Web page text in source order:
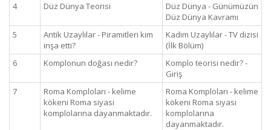
4 Düz Dünya Teorisi
Düz Dünya - Günümüzün
Düz Dünya Kavramı
5
Antik Uzaylılar - Piramitleri kim
inşa etti?
Kadim Uzaylılar - TV dizisi
(İlk Bölüm)
6
Komplonun doğası nedir?
Komplo teorisi nedir? -
Giriş
7
Roma Komploları - kelime
kökeni Roma siyasi
komplolarına dayanmaktadır.
Roma Komploları - kelime
kökeni Roma siyasi
komplolarına
dayanmaktadır.